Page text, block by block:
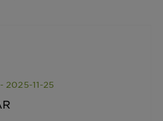
- 2025-11-25